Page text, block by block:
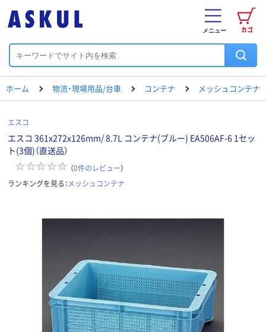
カゴ
メニュー
ホーム 物流・現場用品/台車 コンテナ メッシュコンテナ
エスコ
エスコ 361x272x126mm/ 8.7L コンテナ(ブルー) EA506AF-6 1セッ
ト(3個)（直送品）
（0件のレビュー）
ランキングを見る：メッシュコンテナ